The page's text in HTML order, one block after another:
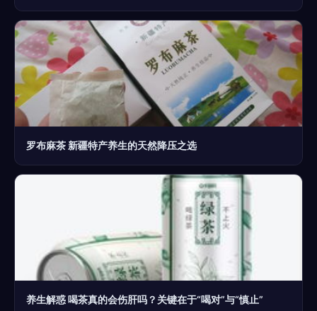
罗布麻茶 新疆特产养生的天然降压之选
养生解惑 喝茶真的会伤肝吗？关键在于“喝对”与“慎止”